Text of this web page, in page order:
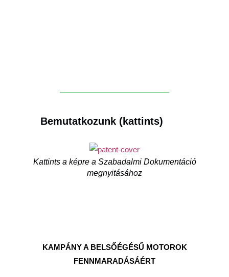
Bemutatkozunk (kattints)
Kattints a képre a Szabadalmi Dokumentáció
megnyitásához
KAMPÁNY A BELSŐÉGÉSŰ MOTOROK
FENNMARADÁSÁÉRT